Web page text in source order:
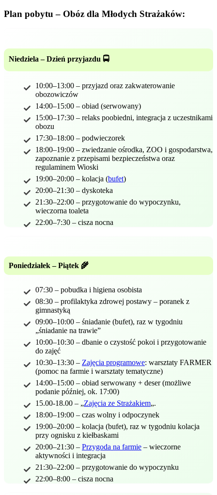
Plan pobytu – Obóz dla Młodych Strażaków:
Niedziela – Dzień przyjazdu 🚍
10:00–13:00 – przyjazd oraz zakwaterowanie
obozowiczów
14:00–15:00 – obiad (serwowany)
15:00–17:30 – relaks poobiedni, integracja z uczestnikami
obozu
17:30–18:00 – podwieczorek
18:00–19:00 – zwiedzanie ośrodka, ZOO i gospodarstwa,
zapoznanie z przepisami bezpieczeństwa oraz
regulaminem Wioski
19:00–20:00 – kolacja (bufet)
20:00–21:30 – dyskoteka
21:30–22:00 – przygotowanie do wypoczynku,
wieczorna toaleta
22:00–7:30 – cisza nocna
Poniedziałek – Piątek 🌾
07:30 – pobudka i higiena osobista
08:30 – profilaktyka zdrowej postawy – poranek z
gimnastyką
09:00–10:00 – śniadanie (bufet), raz w tygodniu
„śniadanie na trawie”
10:00–10:30 – dbanie o czystość pokoi i przygotowanie
do zajęć
10:30–13:30 – Zajęcia programowe: warsztaty FARMER
(pomoc na farmie i warsztaty tematyczne)
14:00–15:00 – obiad serwowany + deser (możliwe
podanie później, ok. 17:00)
15.00-18.00 – „Zajęcia ze Strażakiem„.
18:00–19:00 – czas wolny i odpoczynek
19:00–20:00 – kolacja (bufet), raz w tygodniu kolacja
przy ognisku z kiełbaskami
20:00–21:30 – Przygoda na farmie – wieczorne
aktywności i integracja
21:30–22:00 – przygotowanie do wypoczynku
22:00–8:00 – cisza nocna